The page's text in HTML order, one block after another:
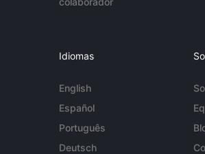
Idiomas
English
Español
Português
Deutsch